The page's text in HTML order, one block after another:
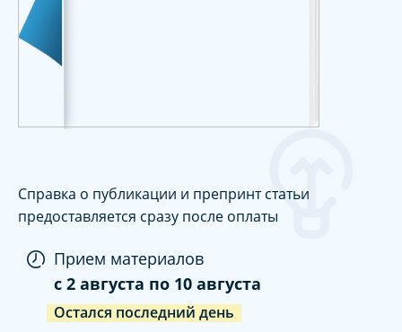
Справка о публикации и препринт статьи
предоставляется сразу после оплаты
Прием материалов
c 2 августа по 10 августа
Остался последний день